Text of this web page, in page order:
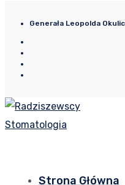
Generała Leopolda
Strona Główna